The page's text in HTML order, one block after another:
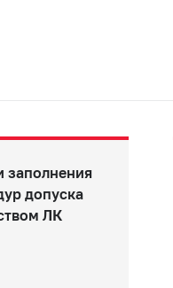
заполнения
допуска
ЛК